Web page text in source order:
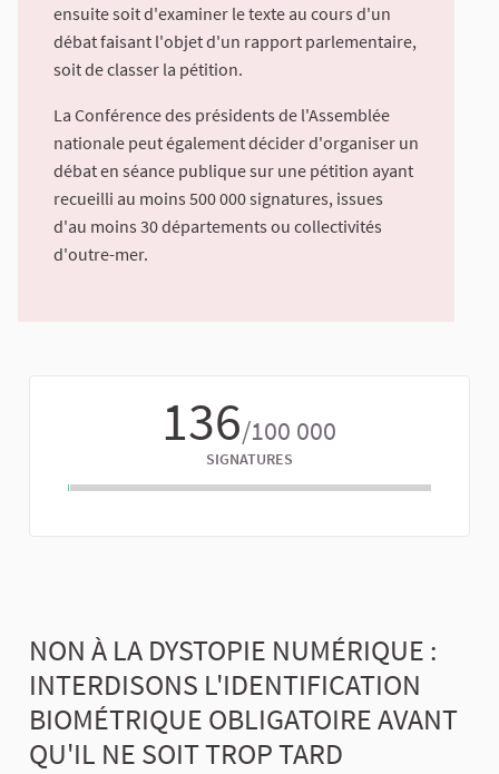
ensuite soit d'examiner le texte au cours d'un
débat faisant l'objet d'un rapport parlementaire,
soit de classer la pétition.
La Conférence des présidents de l'Assemblée
nationale peut également décider d'organiser un
débat en séance publique sur une pétition ayant
recueilli au moins 500 000 signatures, issues
d'au moins 30 départements ou collectivités
d'outre-mer.
136/100 000
SIGNATURES
NON À LA DYSTOPIE NUMÉRIQUE :
INTERDISONS L'IDENTIFICATION
BIOMÉTRIQUE OBLIGATOIRE AVANT
QU'IL NE SOIT TROP TARD